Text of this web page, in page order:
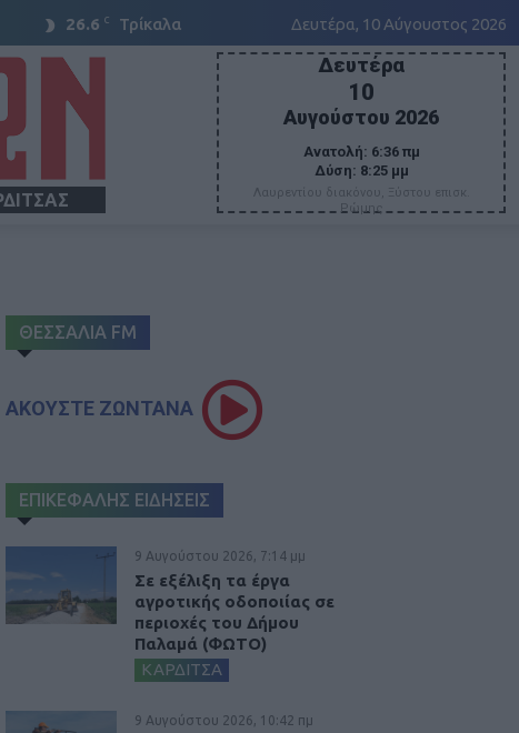
26.6 C Τρίκαλα Δευτέρα, 10 Αύγουστος 2026
Δευτέρα
10
Αυγούστου 2026
Ανατολή: 6:36 πμ
Δύση: 8:25 μμ
Λαυρεντίου διακόνου, Ξύστου επισκ.
Ρώμης
ΘΕΣΣΑΛΙΑ FM
ΑΚΟΥΣΤΕ ΖΩΝΤΑΝΑ
ΕΠΙΚΕΦΑΛΗΣ ΕΙΔΗΣΕΙΣ
9 Αυγούστου 2026, 7:14 μμ
Σε εξέλιξη τα έργα
αγροτικής οδοποιίας σε
περιοχές του Δήμου
Παλαμά (ΦΩΤΟ)
ΚΑΡΔΙΤΣΑ
9 Αυγούστου 2026, 10:42 πμ